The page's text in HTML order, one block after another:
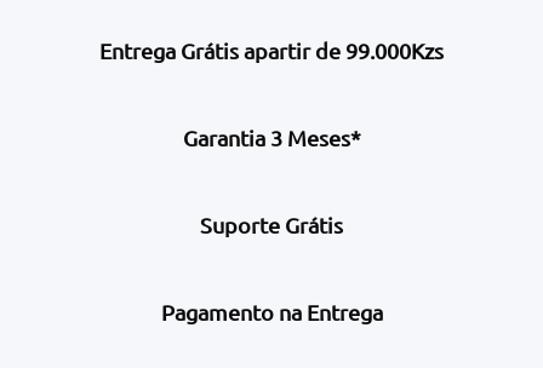
Entrega Grátis apartir de 99.000Kzs
Garantia 3 Meses*
Suporte Grátis
Pagamento na Entrega